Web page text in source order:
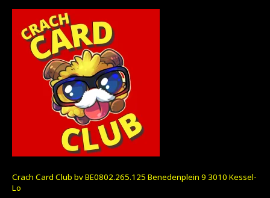
Crach Card Club bv BE0802.265.125 Benedenplein 9 3010 Kessel-
Lo